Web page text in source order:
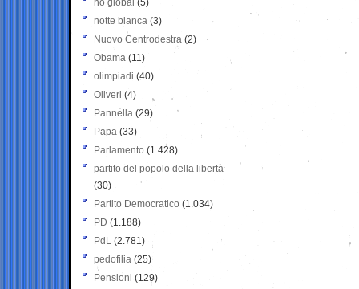
no global (5)
notte bianca (3)
Nuovo Centrodestra (2)
Obama (11)
olimpiadi (40)
Oliveri (4)
Pannella (29)
Papa (33)
Parlamento (1.428)
partito del popolo della libertà
(30)
Partito Democratico (1.034)
PD (1.188)
PdL (2.781)
pedofilia (25)
Pensioni (129)